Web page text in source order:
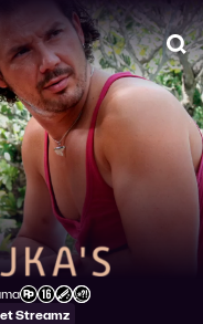
Streamz